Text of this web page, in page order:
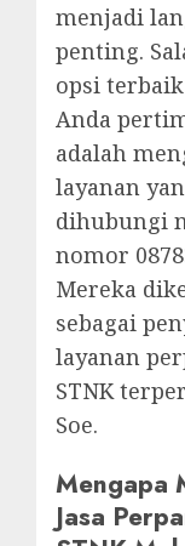
menjadi
penting.
opsi
Anda
adalah
layanan
dihubungi
nomor
Mereka
sebagai
layanan
STNK
Soe.
Mengapa
Jasa